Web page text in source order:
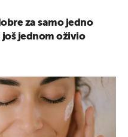
za samo jedno
jednom oživio